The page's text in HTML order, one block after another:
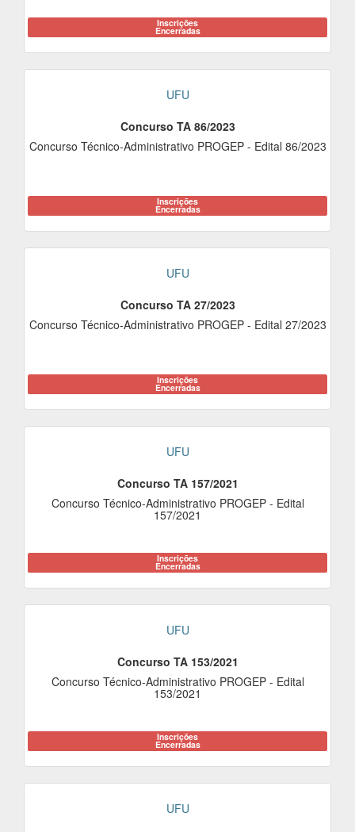
Inscrições
Encerradas
UFU
Concurso TA 86/2023
Concurso Técnico-Administrativo PROGEP - Edital 86/2023
Inscrições
Encerradas
UFU
Concurso TA 27/2023
Concurso Técnico-Administrativo PROGEP - Edital 27/2023
Inscrições
Encerradas
UFU
Concurso TA 157/2021
Concurso Técnico-Administrativo PROGEP - Edital
157/2021
Inscrições
Encerradas
UFU
Concurso TA 153/2021
Concurso Técnico-Administrativo PROGEP - Edital
153/2021
Inscrições
Encerradas
UFU